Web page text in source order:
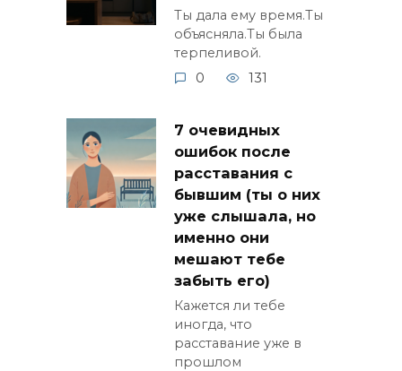
Ты дала ему время.Ты
объясняла.Ты была
терпеливой.
0
131
7 очевидных
ошибок после
расставания с
бывшим (ты о них
уже слышала, но
именно они
мешают тебе
забыть его)
Кажется ли тебе
иногда, что
расставание уже в
прошлом